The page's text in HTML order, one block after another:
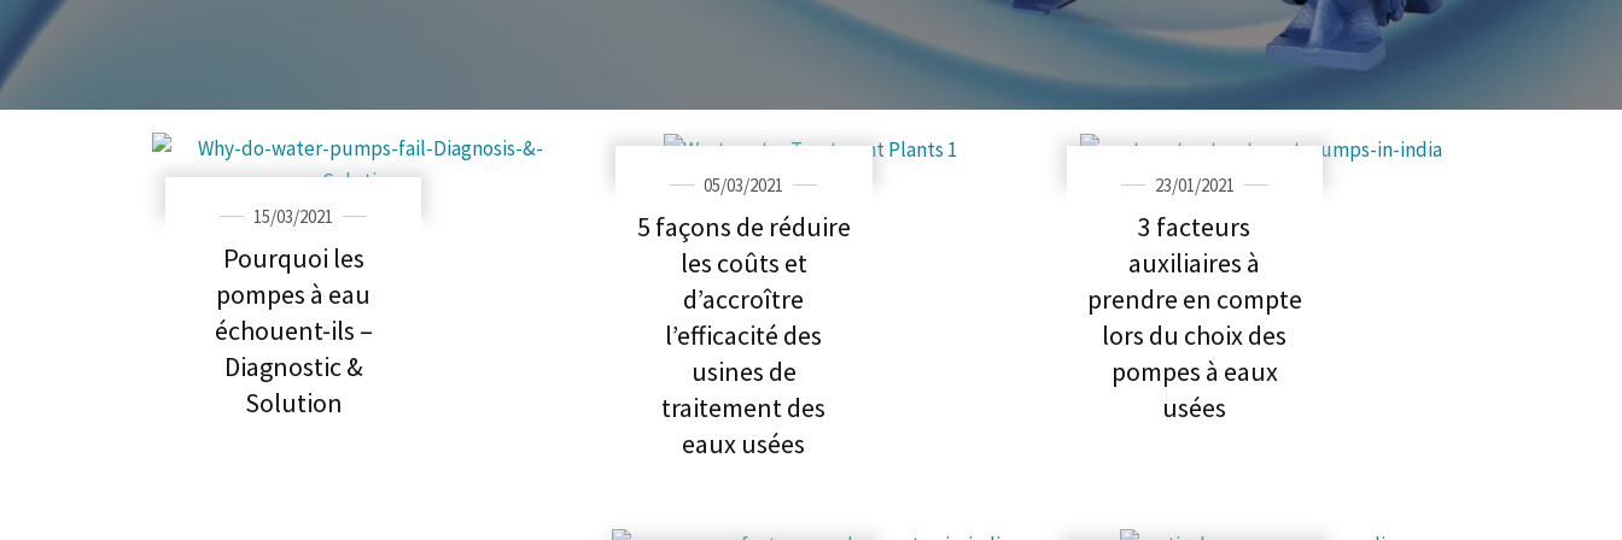
15/03/2021
Pourquoi les
pompes à eau
échouent-ils –
Diagnostic &
Solution
05/03/2021
5 façons de réduire
les coûts et
d’accroître
l’efficacité des
usines de
traitement des
eaux usées
23/01/2021
3 facteurs
auxiliaires à
prendre en compte
lors du choix des
pompes à eaux
usées
Post navigation